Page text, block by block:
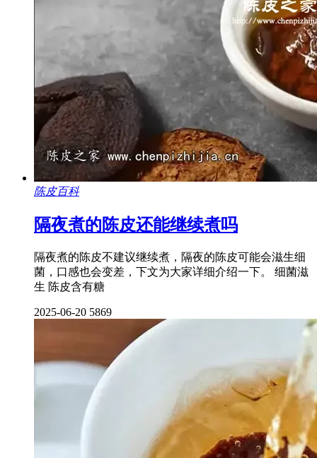
陈皮百科
隔夜煮的陈皮还能继续煮吗
隔夜煮的陈皮不建议继续煮，隔夜的陈皮可能会滋生细
菌，口感也会变差，下文为大家详细介绍一下。 细菌滋
生 陈皮含有糖
2025-06-20 5869